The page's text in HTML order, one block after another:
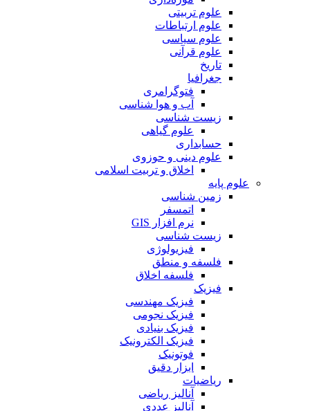
علوم تربیتی
علوم ارتباطات
علوم سیاسی
علوم قرآنی
تاریخ
جغرافیا
فتوگرامری
آب و هوا شناسی
زیست شناسی
علوم گیاهی
حسابداری
علوم دینی و حوزوی
اخلاق و تربیت اسلامی
علوم پایه
زمین شناسی
اتمسفر
نرم افزار GIS
زیست شناسی
فیزیولوژی
فلسفه و منطق
فلسفه اخلاق
فیزیک
فیزیک مهندسی
فیزیک نجومی
فیزیک بنیادی
فیزیک الکترونیک
فوتونیک
ابزار دقیق
ریاضیات
آنالیز ریاضی
آنالیز عددی